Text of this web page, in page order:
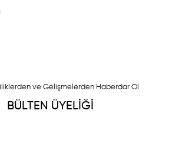
ve Gelişmelerden Haberdar Ol
BÜLTEN ÜYELİĞİ